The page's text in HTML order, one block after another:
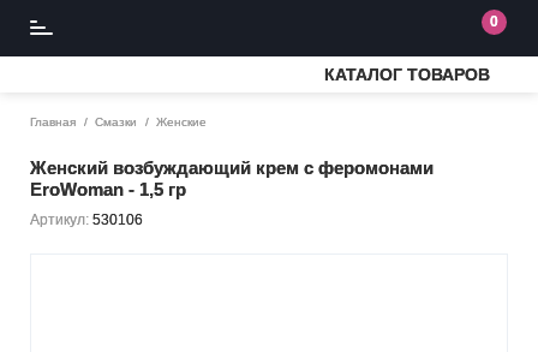
0
КАТАЛОГ ТОВАРОВ
Главная Смазки Женские
Женский возбуждающий крем с феромонами
EroWoman - 1,5 гр
Артикул: 530106